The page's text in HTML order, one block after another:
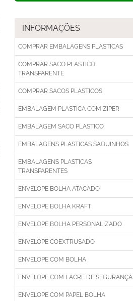
INFORMAÇÕES
COMPRAR EMBALAGENS PLASTICAS
COMPRAR SACO PLASTICO
TRANSPARENTE
COMPRAR SACOS PLASTICOS
EMBALAGEM PLASTICA COM ZIPER
EMBALAGEM SACO PLASTICO
EMBALAGENS PLASTICAS SAQUINHOS
EMBALAGENS PLASTICAS
TRANSPARENTES
ENVELOPE BOLHA ATACADO
ENVELOPE BOLHA KRAFT
ENVELOPE BOLHA PERSONALIZADO
ENVELOPE COEXTRUSADO
ENVELOPE COM BOLHA
ENVELOPE COM LACRE DE SEGURANÇA
ENVELOPE COM PAPEL BOLHA